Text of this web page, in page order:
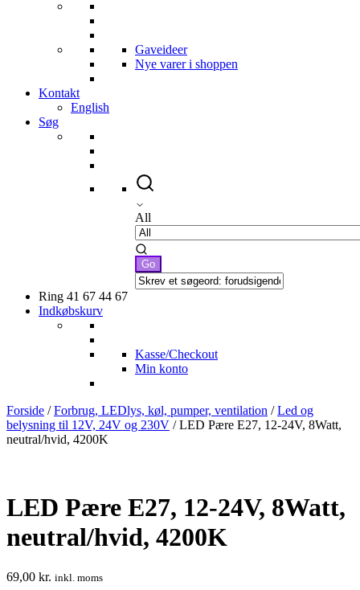
Gaveideer
Nye varer i shoppen
Kontakt
English
Søg
All
Ring 41 67 44 67
Indkøbskurv
Kasse/Checkout
Min konto
Forside /Forbrug, LEDlys, køl, pumper, ventilation /Led og
belysning til 12V, 24V og 230V / LED Pære E27, 12-24V, 8Watt,
neutral/hvid, 4200K
LED Pære E27, 12-24V, 8Watt,
neutral/hvid, 4200K
69,00 kr. inkl. moms